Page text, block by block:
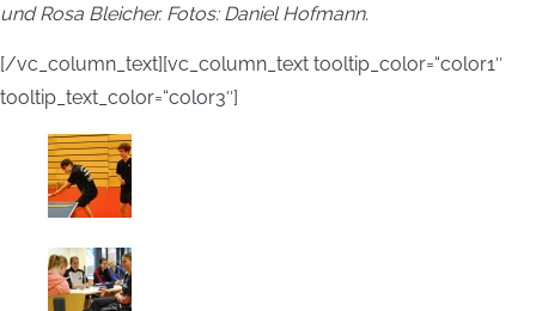
und Rosa Bleicher. Fotos: Daniel Hofmann.
[/vc_column_text][vc_column_text tooltip_color=“color1″
tooltip_text_color=“color3″]